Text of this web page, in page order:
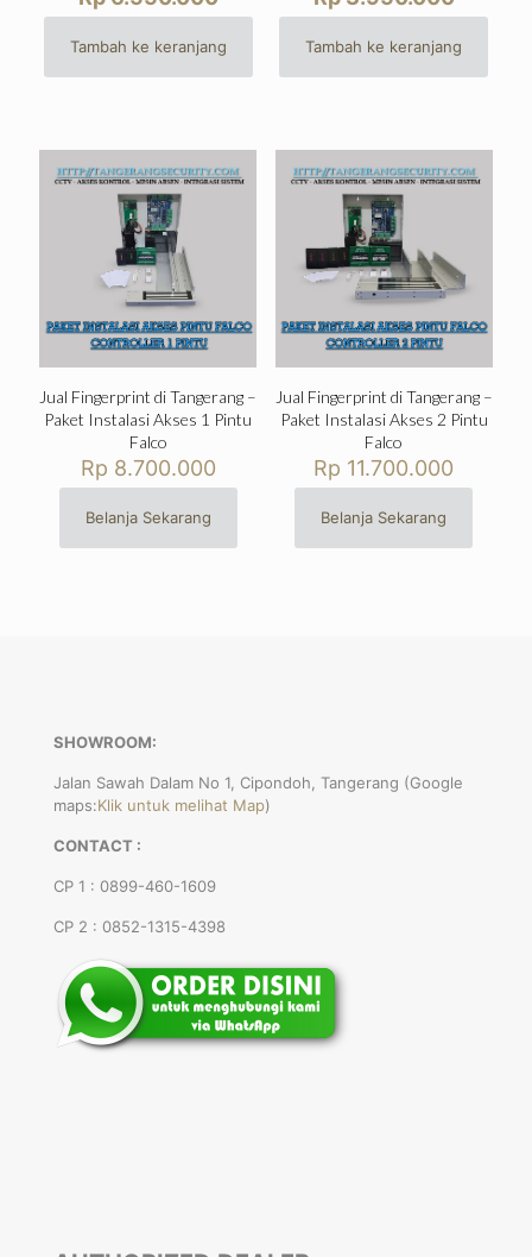
adalah:
Rp 8.200.000.
saat
ini
adalah:
Rp 6.550.000.
Tambah ke keranjang
adalah:
Rp
saat
ini
adalah:
Rp
Tambah ke keranjang
Jual Fingerprint di Tangerang –
Paket Instalasi Akses 1 Pintu
Falco
Rp 8.700.000
Belanja Sekarang
Jual Fingerprint di Tangerang –
Paket Instalasi Akses 2 Pintu
Falco
Rp 11.700.000
Belanja Sekarang
SHOWROOM:
Jalan Sawah Dalam No 1, Cipondoh, Tangerang (Google
maps:Klik untuk melihat Map)
CONTACT :
CP 1 : 0899-460-1609
CP 2 : 0852-1315-4398